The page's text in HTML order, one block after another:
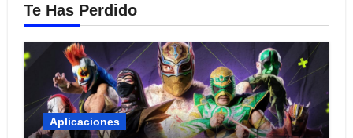
Te Has Perdido
Aplicaciones